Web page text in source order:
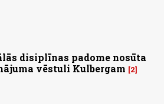
disiplīnas padome nosūta
vēstuli Kulbergam
2